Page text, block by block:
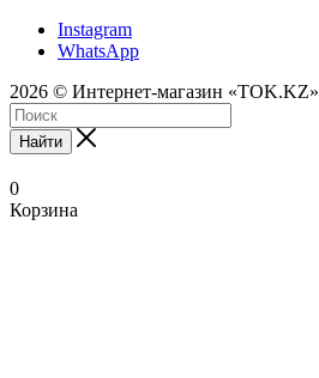
Instagram
WhatsApp
2026 © Интернет-магазин «TOK.KZ»
Найти
0
Корзина